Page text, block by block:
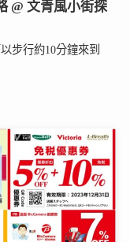
@ 文青風小街探
步行約10分鐘來到